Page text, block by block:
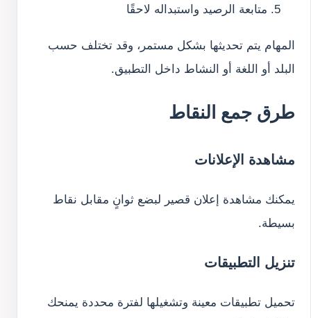
متابعة الرصيد واستبداله لاحقًا
المهام يتم تحديثها بشكل مستمر، وقد تختلف حسب
البلد أو اللغة أو النشاط داخل التطبيق.
طرق جمع النقاط
مشاهدة الإعلانات
يمكنك مشاهدة إعلان قصير لبضع ثوانٍ مقابل نقاط
بسيطة.
تنزيل التطبيقات
تحميل تطبيقات معينة وتشغيلها لفترة محددة يمنحك